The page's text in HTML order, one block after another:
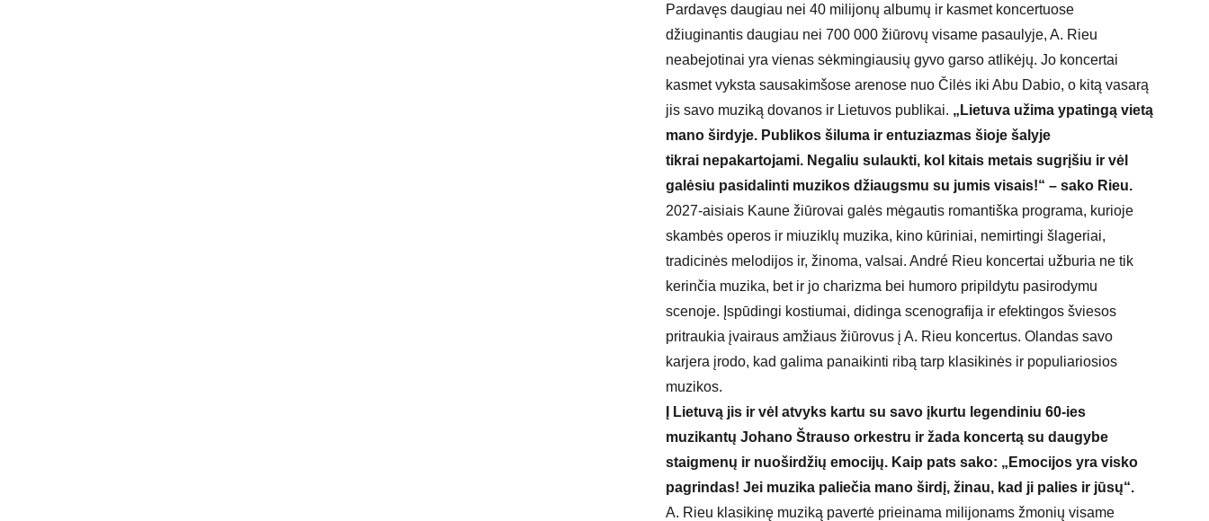
Pardavęs daugiau nei 40 milijonų albumų ir kasmet koncertuose
džiuginantis daugiau nei 700 000 žiūrovų visame pasaulyje, A. Rieu
neabejotinai yra vienas sėkmingiausių gyvo garso atlikėjų. Jo koncertai
kasmet vyksta sausakimšose arenose nuo Čilės iki Abu Dabio, o kitą vasarą
jis savo muziką dovanos ir Lietuvos publikai. „Lietuva užima ypatingą vietą
mano širdyje. Publikos šiluma ir entuziazmas šioje šalyje
tikrai nepakartojami. Negaliu sulaukti, kol kitais metais sugrįšiu ir vėl
galėsiu pasidalinti muzikos džiaugsmu su jumis visais!“ – sako Rieu.
2027-aisiais Kaune žiūrovai galės mėgautis romantiška programa, kurioje
skambės operos ir miuziklų muzika, kino kūriniai, nemirtingi šlageriai,
tradicinės melodijos ir, žinoma, valsai. André Rieu koncertai užburia ne tik
kerinčia muzika, bet ir jo charizma bei humoro pripildytu pasirodymu
scenoje. Įspūdingi kostiumai, didinga scenografija ir efektingos šviesos
pritraukia įvairaus amžiaus žiūrovus į A. Rieu koncertus. Olandas savo
karjera įrodo, kad galima panaikinti ribą tarp klasikinės ir populiariosios
muzikos.
Į Lietuvą jis ir vėl atvyks kartu su savo įkurtu legendiniu 60-ies
muzikantų Johano Štrauso orkestru ir žada koncertą su daugybe
staigmenų ir nuoširdžių emocijų. Kaip pats sako: „Emocijos yra visko
pagrindas! Jei muzika paliečia mano širdį, žinau, kad ji palies ir jūsų“.
A. Rieu klasikinę muziką pavertė prieinama milijonams žmonių visame